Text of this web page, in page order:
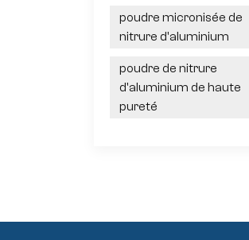
poudre micronisée de
nitrure d'aluminium
poudre de nitrure
d'aluminium de haute
pureté